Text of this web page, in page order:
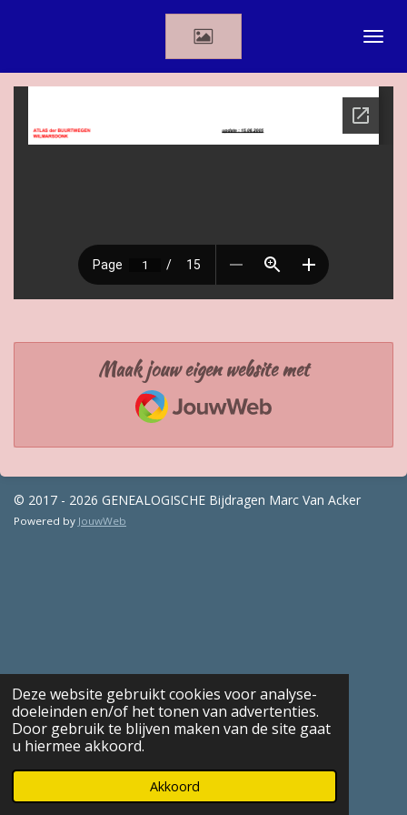
Deze website gebruikt cookies voor analyse-
doeleinden en/of het tonen van advertenties.
Door gebruik te blijven maken van de site gaat
u hiermee akkoord.
Akkoord
de
Maak jouw eigen website met
JouwWeb
© 2017 - 2026 GENEALOGISCHE Bijdragen Marc Van Acker
Powered by JouwWeb